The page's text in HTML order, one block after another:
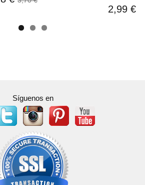
2,99 €
Síguenos en